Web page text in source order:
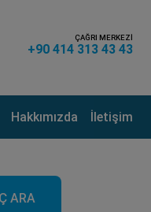
ÇAĞRI MERKEZİ
+90 414 313 43 43
Hakkımızda İletişim
ARA